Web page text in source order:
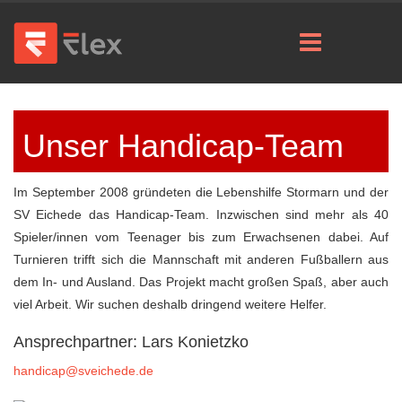
Unser Handicap-Team
Im September 2008 gründeten die Lebenshilfe Stormarn und der
SV Eichede das Handicap-Team. Inzwischen sind mehr als 40
Spieler/innen vom Teenager bis zum Erwachsenen dabei. Auf
Turnieren trifft sich die Mannschaft mit anderen Fußballern aus
dem In- und Ausland. Das Projekt macht großen Spaß, aber auch
viel Arbeit. Wir suchen deshalb dringend weitere Helfer.
Ansprechpartner: Lars Konietzko
handicap@sveichede.de